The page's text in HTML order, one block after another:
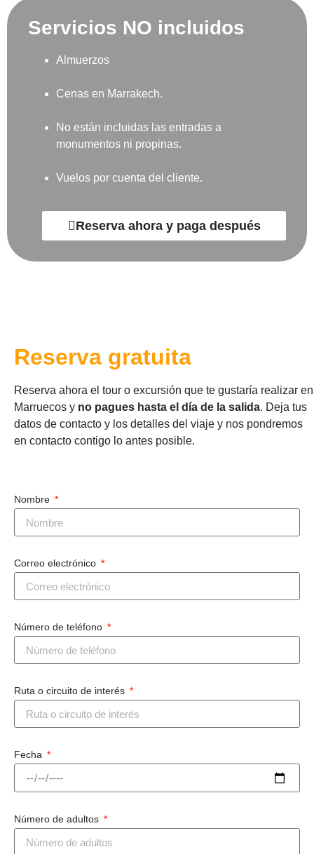
Servicios NO incluidos
Almuerzos
Cenas en Marrakech.
No están incluidas las entradas a
monumentos ni propinas.
Vuelos por cuenta del cliente.
Reserva ahora y paga después
Reserva gratuita
Reserva ahora el tour o excursión que te gustaría realizar en
Marruecos y no pagues hasta el día de la salida. Deja tus
datos de contacto y los detalles del viaje y nos pondremos
en contacto contigo lo antes posible.
Nombre
Correo electrónico
Número de teléfono
Ruta o circuito de interés
Fecha
Número de adultos